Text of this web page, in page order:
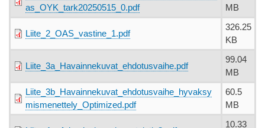
as_OYK_tark20250515_0.pdf
MB
Liite_2_OAS_vastine_1.pdf
326.25
KB
Liite_3a_Havainnekuvat_ehdotusvaihe.pdf
99.04
MB
Liite_3b_Havainnekuvat_ehdotusvaihe_hyvaksy
mismenettely_Optimized.pdf
60.5
MB
10.33